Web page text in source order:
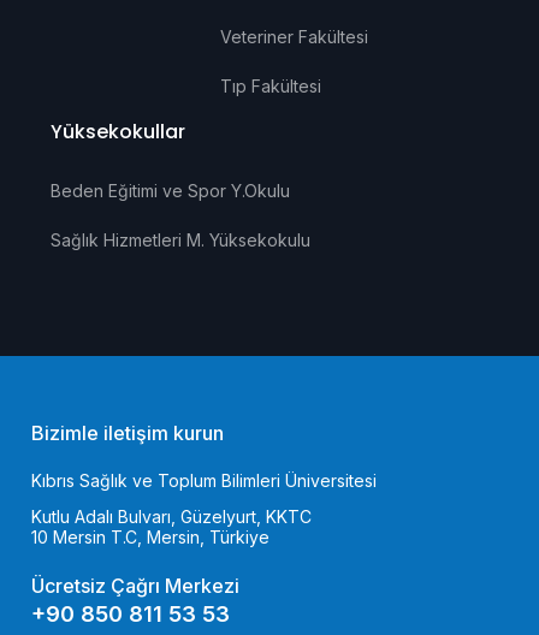
Bizimle iletişim kurun
Kıbrıs Sağlık ve Toplum Bilimleri Üniversitesi
Kutlu Adalı Bulvarı, Güzelyurt, KKTC
10 Mersin T.C, Mersin, Türkiye
Ücretsiz Çağrı Merkezi
+90 850 811 53 53
Veteriner Fakültesi
Tıp Fakültesi
Yüksekokullar
Beden Eğitimi ve Spor Y.Okulu
Sağlık Hizmetleri M. Yüksekokulu